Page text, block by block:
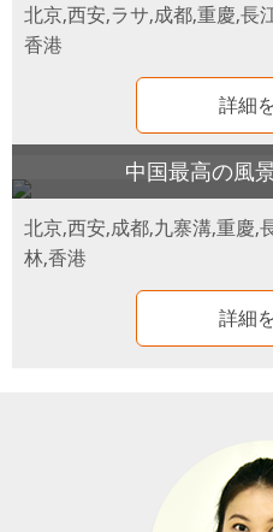
北京,西安,ラサ,成都,重慶,長
香港
詳細
中国最高の風
北京,西安,成都,九寨溝,重慶,
林,香港
詳細